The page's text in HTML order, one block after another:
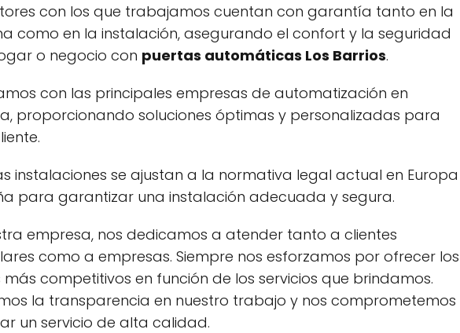
con los que trabajamos cuentan con garantía tanto en la
como en la instalación, asegurando el confort y la seguridad
o negocio con puertas automáticas Los Barrios.
con las principales empresas de automatización en
proporcionando soluciones óptimas y personalizadas para
instalaciones se ajustan a la normativa legal actual en Europa
para garantizar una instalación adecuada y segura.
empresa, nos dedicamos a atender tanto a clientes
como a empresas. Siempre nos esforzamos por ofrecer los
más competitivos en función de los servicios que brindamos.
la transparencia en nuestro trabajo y nos comprometemos
un servicio de alta calidad.